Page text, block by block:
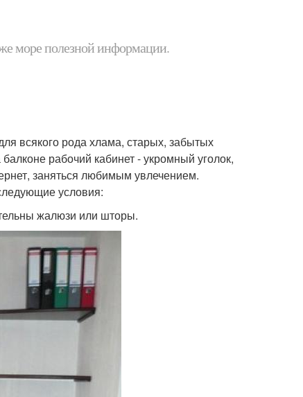
море полезной информации.
всякого рода хлама, старых, забытых
рабочий кабинет - укромный уголок,
заняться любимым увлечением.
условия:
жалюзи или шторы.